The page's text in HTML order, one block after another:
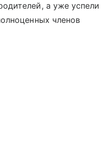
а уже успели
членов